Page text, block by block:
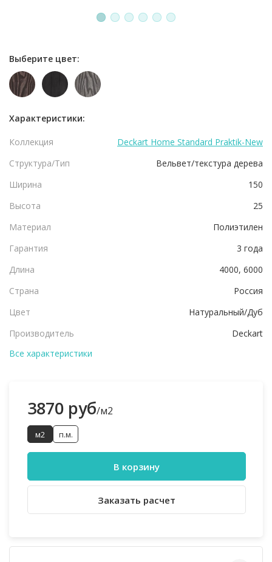
1 2 3 4 5 6
Выберите цвет:
Характеристики:
Коллекция
Deckart Home Standard Praktik-New
Структура/Тип
Вельвет/текстура дерева
Ширина
150
Высота
25
Материал
Полиэтилен
Гарантия
3 года
Длина
4000, 6000
Страна
Россия
Цвет
Натуральный/Дуб
Производитель
Deckart
Все характеристики
3870 руб/м2
м2 п.м.
В корзину
Заказать расчет